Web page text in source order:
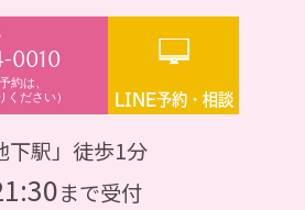
0010
約は、
ださい） LINE予約・相談
下駅」徒歩1分
まで受付